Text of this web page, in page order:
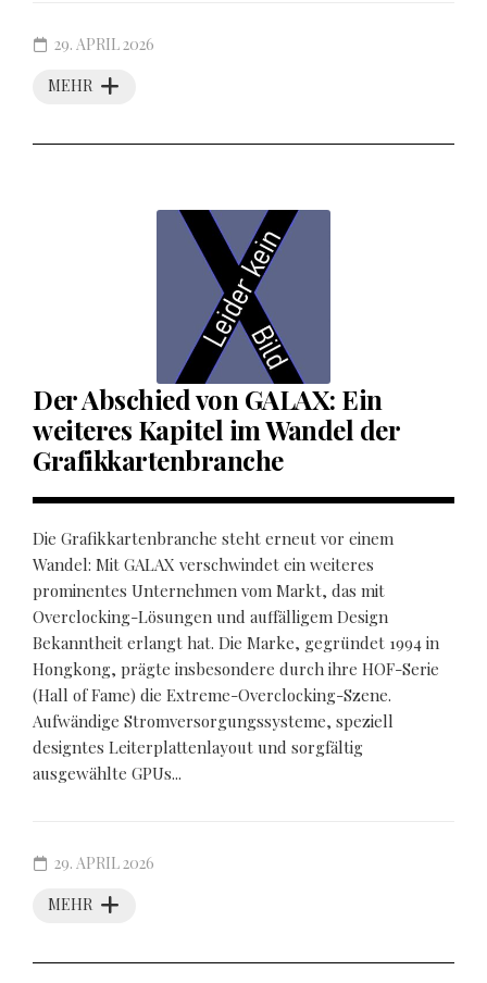
MEHR
29. APRIL 2026
Der Abschied von GALAX: Ein
weiteres Kapitel im Wandel der
Grafikkartenbranche
Die Grafikkartenbranche steht erneut vor einem
Wandel: Mit GALAX verschwindet ein weiteres
prominentes Unternehmen vom Markt, das mit
Overclocking-Lösungen und auffälligem Design
Bekanntheit erlangt hat. Die Marke, gegründet 1994 in
Hongkong, prägte insbesondere durch ihre HOF-Serie
(Hall of Fame) die Extreme-Overclocking-Szene.
Aufwändige Stromversorgungssysteme, speziell
designtes Leiterplattenlayout und sorgfältig
ausgewählte GPUs...
MEHR
29. APRIL 2026